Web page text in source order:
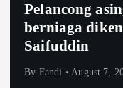
Pelancong
berniaga
Saifuddin
By Fandi August 7,